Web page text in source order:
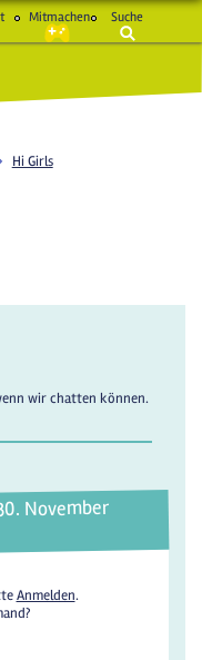
Mitmachen Suche
und schlau
Hi Girls
wir chatten können.
November
Anmelden.